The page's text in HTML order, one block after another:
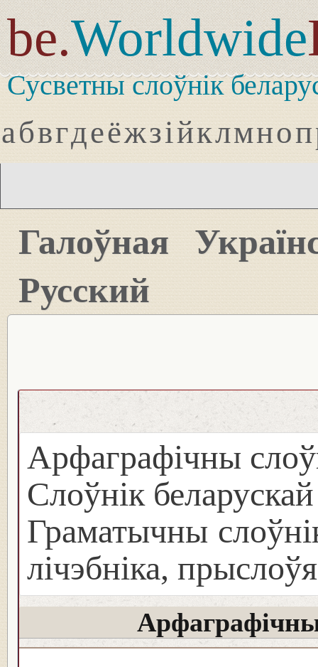
be.Worldwide
Сусветны слоўнік
абвгдеёжзійклмноп
Галоўная
Русский
Арфаграфічны
Слоўнік
Граматычны
лічэбніка, прыслоўя